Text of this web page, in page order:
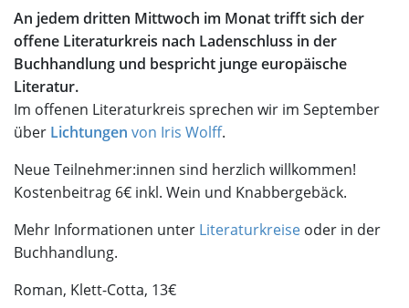
An jedem dritten Mittwoch im Monat trifft sich der
offene Literaturkreis nach Ladenschluss in der
Buchhandlung und bespricht junge europäische
Literatur.
Im offenen Literaturkreis sprechen wir im September
über Lichtungen von Iris Wolff.
Neue Teilnehmer:innen sind herzlich willkommen!
Kostenbeitrag 6€ inkl. Wein und Knabbergebäck.
Mehr Informationen unter Literaturkreise oder in der
Buchhandlung.
Roman, Klett-Cotta, 13€